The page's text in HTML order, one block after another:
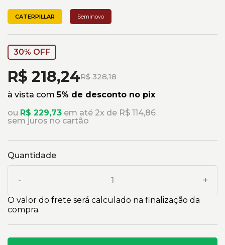
CATERPILLAR Seminovo
30% OFF
R$ 328,18
R$ 218,24
à vista com5% de desconto no pix
ou R$ 229,73 em até 2x de R$ 114,86
sem juros no cartão
Quantidade
- +
O valor do frete será calculado na finalização da
compra.